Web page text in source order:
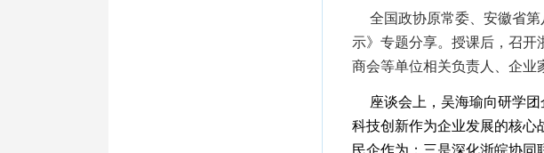
全国政协原常委、安徽省第
示》专题分享。 授课后，召开
商会等单位相关负责人、企业
座谈会上，吴海瑜向研学团
科技创新作为企业发展的核心
民企作为；三是深化浙皖协